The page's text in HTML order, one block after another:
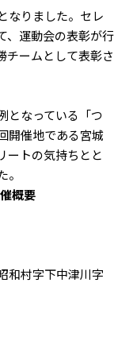
なりました。セレ
、運動会の表彰が行
チームとして表彰さ
となっている「つ
開催地である宮城
ートの気持ちとと
概要
和村字下中津川字